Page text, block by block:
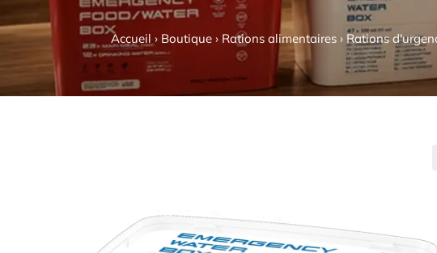
Accueil › Boutique› Rations alimentaires› Rations